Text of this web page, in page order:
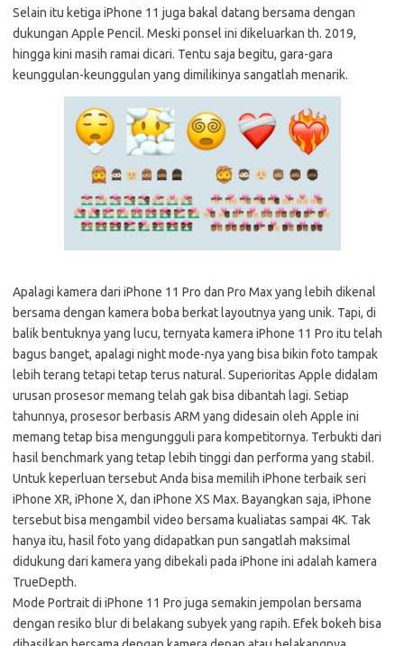
Selain itu ketiga iPhone 11 juga bakal datang bersama dengan
dukungan Apple Pencil. Meski ponsel ini dikeluarkan th. 2019,
hingga kini masih ramai dicari. Tentu saja begitu, gara-gara
keunggulan-keunggulan yang dimilikinya sangatlah menarik.
Apalagi kamera dari iPhone 11 Pro dan Pro Max yang lebih dikenal
bersama dengan kamera boba berkat layoutnya yang unik. Tapi, di
balik bentuknya yang lucu, ternyata kamera iPhone 11 Pro itu telah
bagus banget, apalagi night mode-nya yang bisa bikin foto tampak
lebih terang tetapi tetap terus natural. Superioritas Apple didalam
urusan prosesor memang telah gak bisa dibantah lagi. Setiap
tahunnya, prosesor berbasis ARM yang didesain oleh Apple ini
memang tetap bisa mengungguli para kompetitornya. Terbukti dari
hasil benchmark yang tetap lebih tinggi dan performa yang stabil.
Untuk keperluan tersebut Anda bisa memilih iPhone terbaik seri
iPhone XR, iPhone X, dan iPhone XS Max. Bayangkan saja, iPhone
tersebut bisa mengambil video bersama kualiatas sampai 4K. Tak
hanya itu, hasil foto yang didapatkan pun sangatlah maksimal
didukung dari kamera yang dibekali pada iPhone ini adalah kamera
TrueDepth.
Mode Portrait di iPhone 11 Pro juga semakin jempolan bersama
dengan resiko blur di belakang subyek yang rapih. Efek bokeh bisa